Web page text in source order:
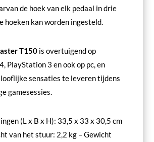
de hoek van elk pedaal in drie
hoeken kan worden ingesteld.
T150 is overtuigend op
PlayStation 3 en ook op pc, en
sensaties te leveren tijdens
gamesessies.
(L x B x H): 33,5 x 33 x 30,5 cm
van het stuur: 2,2 kg – Gewicht